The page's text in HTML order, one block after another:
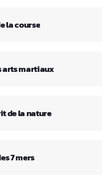
la course
arts martiaux
de la nature
7 mers